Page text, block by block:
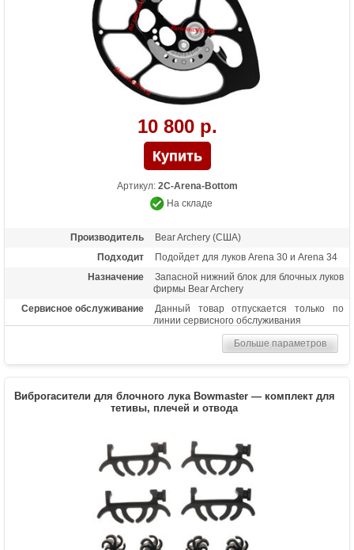
10 800 р.
Артикул: 2С-Arena-Bottom
На складе
Производитель
Bear Archery (США)
Подходит
Подойдет для луков Arena 30 и Arena 34
Назначение
Запасной нижний блок для блочных луков
фирмы Bear Archery
Сервисное обслуживание
Данный товар отпускается только по
линии сервисного обслуживания
Больше параметров
Виброгасители для блочного лука Bowmaster — комплект для
тетивы, плечей и отвода